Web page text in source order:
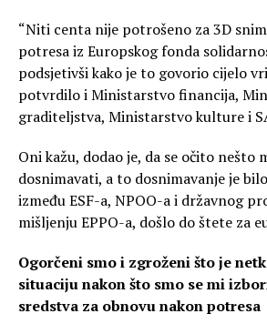
“Niti centa nije potrošeno za 3D
potresa iz Europskog fonda
podsjetivši kako je to govorio cijelo
potvrdilo i Ministarstvo financija,
graditeljstva, Ministarstvo kulture i
Oni kažu, dodao je, da se očito nešto
dosnimavati, a to dosnimavanje je
između ESF-a, NPOO-a i državnog
mišljenju EPPO-a, došlo do štete za
Ogorčeni smo i zgroženi što je
situaciju nakon što smo se mi
sredstva za obnovu nakon potresa